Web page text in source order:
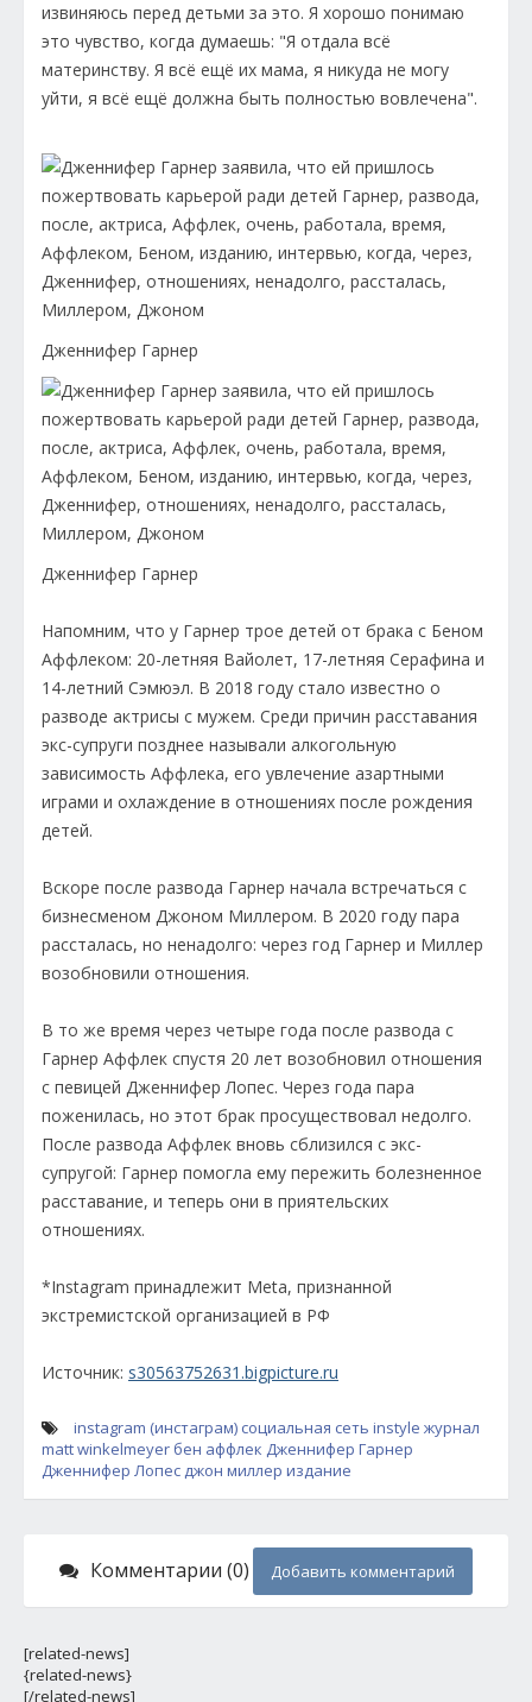
извиняюсь перед детьми за это. Я хорошо понимаю
это чувство, когда думаешь: "Я отдала всё
материнству. Я всё ещё их мама, я никуда не могу
уйти, я всё ещё должна быть полностью вовлечена".
Дженнифер Гарнер
Дженнифер Гарнер
Напомним, что у Гарнер трое детей от брака с Беном
Аффлеком: 20-летняя Вайолет, 17-летняя Серафина и
14-летний Сэмюэл. В 2018 году стало известно о
разводе актрисы с мужем. Среди причин расставания
экс-супруги позднее называли алкогольную
зависимость Аффлека, его увлечение азартными
играми и охлаждение в отношениях после рождения
детей.
Вскоре после развода Гарнер начала встречаться с
бизнесменом Джоном Миллером. В 2020 году пара
рассталась, но ненадолго: через год Гарнер и Миллер
возобновили отношения.
В то же время через четыре года после развода с
Гарнер Аффлек спустя 20 лет возобновил отношения
с певицей Дженнифер Лопес. Через года пара
поженилась, но этот брак просуществовал недолго.
После развода Аффлек вновь сблизился с экс-
супругой: Гарнер помогла ему пережить болезненное
расставание, и теперь они в приятельских
отношениях.
*Instagram принадлежит Meta, признанной
экстремистской организацией в РФ
Источник: s30563752631.bigpicture.ru
instagram (инстаграм) социальная сеть instyle журнал
matt winkelmeyer бен аффлек Дженнифер Гарнер
Дженнифер Лопес джон миллер издание
Комментарии (0) Добавить комментарий
[related-news]
{related-news}
[/related-news]